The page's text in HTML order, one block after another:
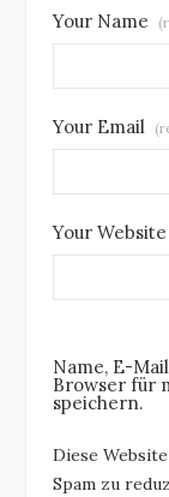
Your Name
Your Email
Your Website
Name, E-
Browser für
speichern.
Diese
Spam zu